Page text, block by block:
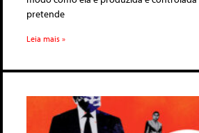
pretende
Leia mais »